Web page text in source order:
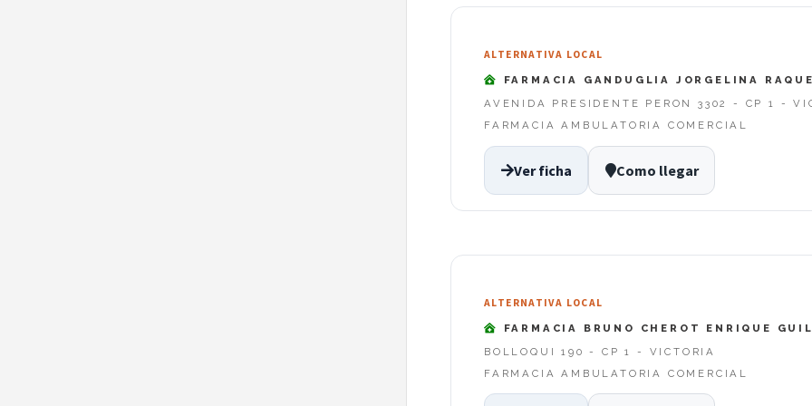
ALTERNATIVA LOCAL
FARMACIA GANDUGLIA JORGELINA
AVENIDA PRESIDENTE PERON 3302 - CP 1 -
FARMACIA AMBULATORIA COMERCIAL
Ver ficha Como llegar
ALTERNATIVA LOCAL
FARMACIA BRUNO CHEROT ENRIQUE
BOLLOQUI 190 - CP 1 - VICTORIA
FARMACIA AMBULATORIA COMERCIAL